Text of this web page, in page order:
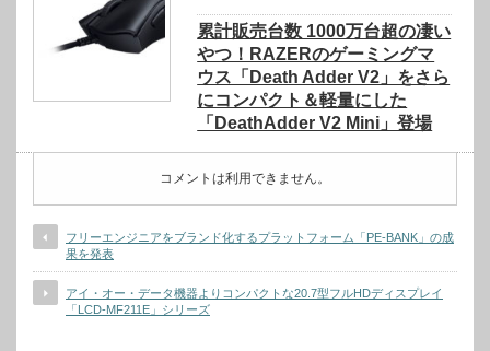
累計販売台数 1000万台超の凄い
やつ！RAZERのゲーミングマ
ウス「Death Adder V2」をさら
にコンパクト＆軽量にした
「DeathAdder V2 Mini」登場
コメントは利用できません。
フリーエンジニアをブランド化するプラットフォーム「PE-BANK」の成
果を発表
アイ・オー・データ機器よりコンパクトな20.7型フルHDディスプレイ
「LCD-MF211E」シリーズ